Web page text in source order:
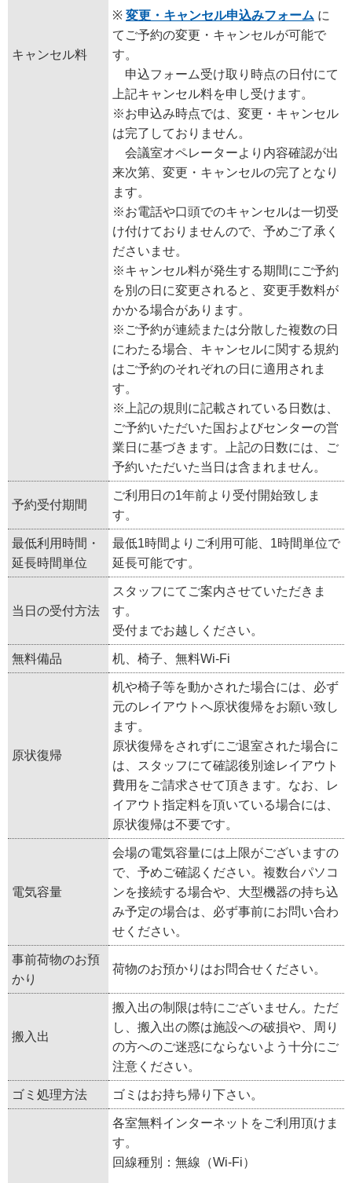
キャンセル料
※ 変更・キャンセル申込みフォーム に
てご予約の変更・キャンセルが可能で
す。
申込フォーム受け取り時点の日付にて
上記キャンセル料を申し受けます。
※お申込み時点では、変更・キャンセル
は完了しておりません。
会議室オペレーターより内容確認が出
来次第、変更・キャンセルの完了となり
ます。
※お電話や口頭でのキャンセルは一切受
け付けておりませんので、予めご了承く
ださいませ。
※キャンセル料が発生する期間にご予約
を別の日に変更されると、変更手数料が
かかる場合があります。
※ご予約が連続または分散した複数の日
にわたる場合、キャンセルに関する規約
はご予約のそれぞれの日に適用されま
す。
※上記の規則に記載されている日数は、
ご予約いただいた国およびセンターの営
業日に基づきます。上記の日数には、ご
予約いただいた当日は含まれません。
予約受付期間
ご利用日の1年前より受付開始致しま
す。
最低利用時間・
延長時間単位
最低1時間よりご利用可能、1時間単位で
延長可能です。
当日の受付方法
スタッフにてご案内させていただきま
す。
受付までお越しください。
無料備品 机、椅子、無料Wi-Fi
原状復帰
机や椅子等を動かされた場合には、必ず
元のレイアウトへ原状復帰をお願い致し
ます。
原状復帰をされずにご退室された場合に
は、スタッフにて確認後別途レイアウト
費用をご請求させて頂きます。なお、レ
イアウト指定料を頂いている場合には、
原状復帰は不要です。
電気容量
会場の電気容量には上限がございますの
で、予めご確認ください。複数台パソコ
ンを接続する場合や、大型機器の持ち込
み予定の場合は、必ず事前にお問い合わ
せください。
事前荷物のお預
かり
荷物のお預かりはお問合せください。
搬入出
搬入出の制限は特にございません。ただ
し、搬入出の際は施設への破損や、周り
の方へのご迷惑にならないよう十分にご
注意ください。
ゴミ処理方法 ゴミはお持ち帰り下さい。
各室無料インターネットをご利用頂けま
す。
回線種別：無線（Wi-Fi）